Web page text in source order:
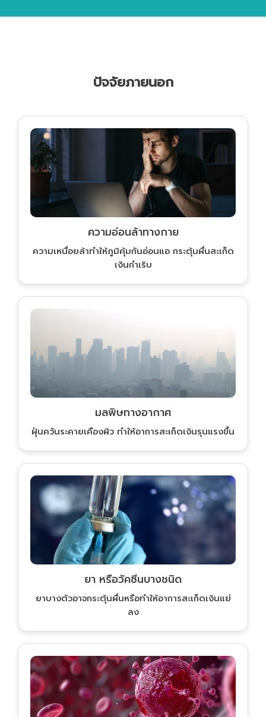
ปัจจัยภายนอก
ความอ่อนล้าทางกาย
ความเหนื่อยล้าทำให้ภูมิคุ้มกันอ่อนแอ กระตุ้นผื่นสะเก็ด
เงินกำเริบ
มลพิษทางอากาศ
ฝุ่นควันระคายเคืองผิว ทำให้อาการสะเก็ดเงินรุนแรงขึ้น
ยา หรือวัคซีนบางชนิด
ยาบางตัวอาจกระตุ้นผื่นหรือทำให้อาการสะเก็ดเงินแย่
ลง